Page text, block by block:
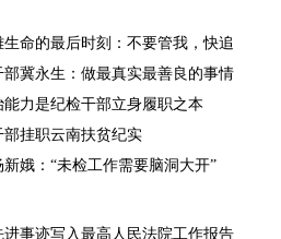
命的最后时刻：不要管我，快追
冀永生：做最真实最善良的事情
力是纪检干部立身履职之本
挂职云南扶贫纪实
娥：“未检工作需要脑洞大开”
事迹写入最高人民法院工作报告